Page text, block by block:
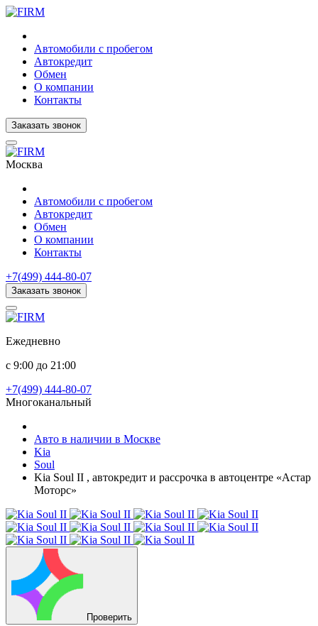
Автомобили с пробегом
Автокредит
Обмен
О компании
Контакты
Заказать звонок
Москва
Автомобили с пробегом
Автокредит
Обмен
О компании
Контакты
+7(499) 444-80-07
Заказать звонок
Ежедневно
с 9:00 до 21:00
+7(499) 444-80-07
Многоканальный
Авто в наличии в Москве
Kia
Soul
Kia Soul II , автокредит и рассрочка в автоцентре «Астар
Моторс»
Проверить